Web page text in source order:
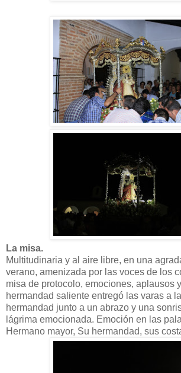
La misa.
Multitudinaria y al aire libre, en una
verano, amenizada por las voces de los
misa de protocolo, emociones, aplausos
hermandad saliente entregó las varas a
hermandad junto a un abrazo y una
lágrima emocionada. Emoción en las
Hermano mayor, Su hermandad, sus